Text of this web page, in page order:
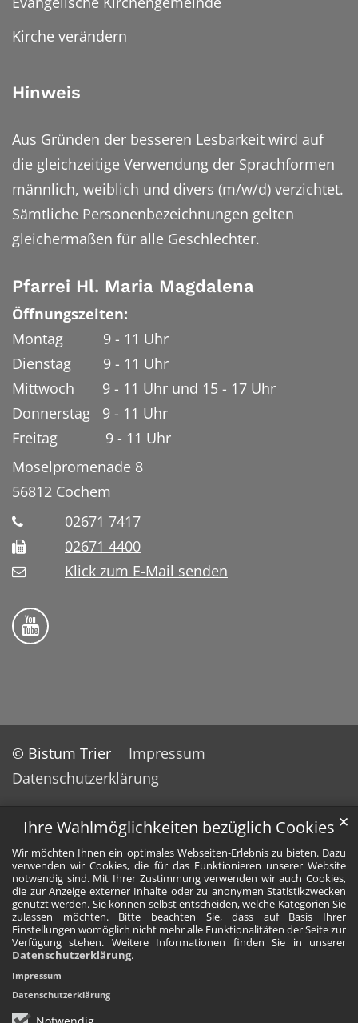
Ihre Wahlmöglichkeiten bezüglich Cookies
Wir möchten Ihnen ein optimales Webseiten-Erlebnis zu bieten. Dazu
verwenden wir Cookies, die für das Funktionieren unserer Website
notwendig sind. Mit Ihrer Zustimmung verwenden wir auch Cookies,
die zur Anzeige externer Inhalte oder zu anonymen Statistikzwecken
genutzt werden. Sie können selbst entscheiden, welche Kategorien Sie
zulassen möchten. Bitte beachten Sie, dass auf Basis Ihrer
Einstellungen womöglich nicht mehr alle Funktionalitäten der Seite zur
Verfügung stehen. Weitere Informationen finden Sie in unserer
Datenschutzerklärung.
✕
Impressum
Datenschutzerklärung
Kirche verändern
Hinweis
Aus Gründen der besseren Lesbarkeit wird auf
die gleichzeitige Verwendung der Sprachformen
männlich, weiblich und divers (m/w/d) verzichtet.
Sämtliche Personenbezeichnungen gelten
gleichermaßen für alle Geschlechter.
Pfarrei Hl. Maria Magdalena
Öffnungszeiten:
Montag 9 - 11 Uhr
Dienstag 9 - 11 Uhr
Mittwoch 9 - 11 Uhr und 15 - 17 Uhr
Donnerstag 9 - 11 Uhr
Freitag 9 - 11 Uhr
Moselpromenade 8
56812 Cochem
02671 7417
02671 4400
Klick zum E-Mail senden
Bistum Trier auf YouTube
© Bistum Trier
Impressum
Datenschutzerklärung